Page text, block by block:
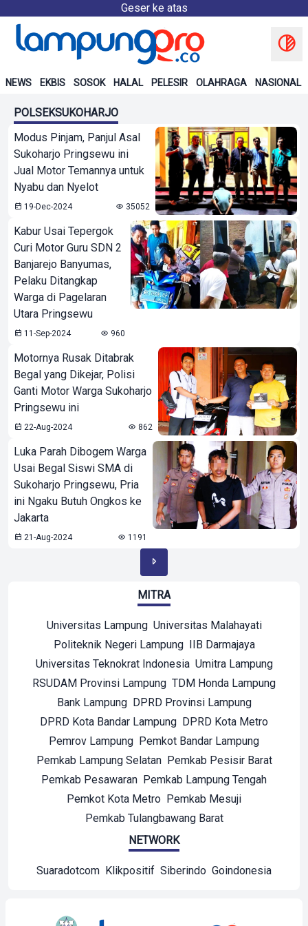
Geser ke atas
NEWS EKBIS SOSOK HALAL PELESIR OLAHRAGA NASIONAL
POLSEKSUKOHARJO
Modus Pinjam, Panjul Asal
Sukoharjo Pringsewu ini
Jual Motor Temannya untuk
Nyabu dan Nyelot
19-Dec-2024 35052
Kabur Usai Tepergok
Curi Motor Guru SDN 2
Banjarejo Banyumas,
Pelaku Ditangkap
Warga di Pagelaran
Utara Pringsewu
11-Sep-2024 960
Motornya Rusak Ditabrak
Begal yang Dikejar, Polisi
Ganti Motor Warga Sukoharjo
Pringsewu ini
22-Aug-2024 862
Luka Parah Dibogem Warga
Usai Begal Siswi SMA di
Sukoharjo Pringsewu, Pria
ini Ngaku Butuh Ongkos ke
Jakarta
21-Aug-2024 1191
MITRA
Universitas Lampung Universitas Malahayati
Politeknik Negeri Lampung IIB Darmajaya
Universitas Teknokrat Indonesia Umitra Lampung
RSUDAM Provinsi Lampung TDM Honda Lampung
Bank Lampung DPRD Provinsi Lampung
DPRD Kota Bandar Lampung DPRD Kota Metro
Pemrov Lampung Pemkot Bandar Lampung
Pemkab Lampung Selatan Pemkab Pesisir Barat
Pemkab Pesawaran Pemkab Lampung Tengah
Pemkot Kota Metro Pemkab Mesuji
Pemkab Tulangbawang Barat
NETWORK
Suaradotcom Klikpositif Siberindo Goindonesia